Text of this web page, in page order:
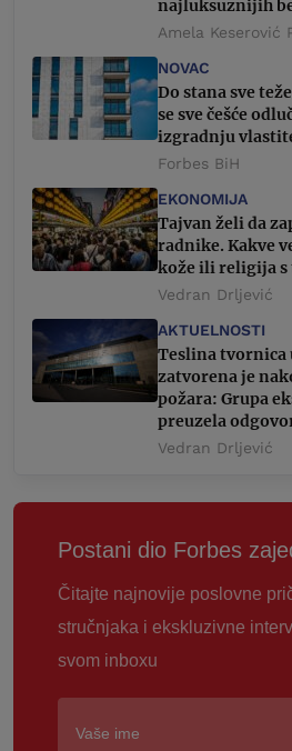
najluksuznijih
Amela Keserović
NOVAC
Do stana sve
se sve češće
izgradnju
Forbes BiH
EKONOMIJA
Tajvan želi da
radnike. Kakve
kože ili religija s
Vedran Drljević
AKTUELNOSTI
Teslina tvornica
zatvorena je
požara: Grupa
preuzela
Vedran Drljević
Postani dio Forbes
Čitajte najnovije poslovne
stručnjaka i ekskluzivne
svom inboxu